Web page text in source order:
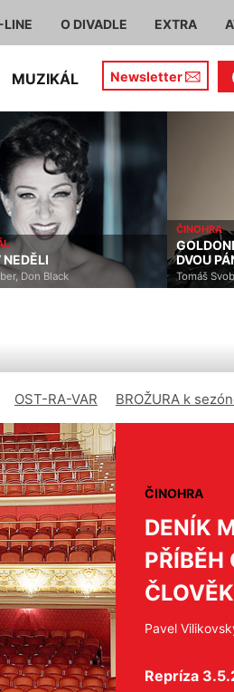
LINE O DIVADLE EXTRA
MUZIKÁL Newsletter
ANEB SLUHA
ČINOHRA
BŮH
Ferdinand
OST-RA-VAR BROŽURA k
ČINOHRA
DENÍK
PŘÍBĚH
Pavel
Repríza